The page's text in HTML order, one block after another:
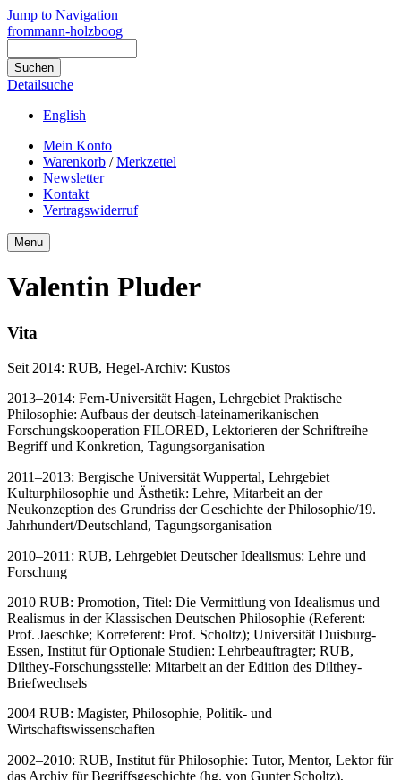
Jump to Navigation
frommann-holzboog
Detailsuche
English
Mein Konto
Warenkorb /Merkzettel
Newsletter
Kontakt
Vertragswiderruf
Menu
Valentin Pluder
Vita
Seit 2014: RUB, Hegel-Archiv: Kustos
2013–2014: Fern-Universität Hagen, Lehrgebiet Praktische
Philosophie: Aufbaus der deutsch-lateinamerikanischen
Forschungskooperation FILORED, Lektorieren der Schriftreihe
Begriff und Konkretion, Tagungsorganisation
2011–2013: Bergische Universität Wuppertal, Lehrgebiet
Kulturphilosophie und Ästhetik: Lehre, Mitarbeit an der
Neukonzeption des Grundriss der Geschichte der Philosophie/19.
Jahrhundert/Deutschland, Tagungsorganisation
2010–2011: RUB, Lehrgebiet Deutscher Idealismus: Lehre und
Forschung
2010 RUB: Promotion, Titel: Die Vermittlung von Idealismus und
Realismus in der Klassischen Deutschen Philosophie (Referent:
Prof. Jaeschke; Korreferent: Prof. Scholtz); Universität Duisburg-
Essen, Institut für Optionale Studien: Lehrbeauftragter; RUB,
Dilthey-Forschungsstelle: Mitarbeit an der Edition des Dilthey-
Briefwechsels
2004 RUB: Magister, Philosophie, Politik- und
Wirtschaftswissenschaften
2002–2010: RUB, Institut für Philosophie: Tutor, Mentor, Lektor für
das Archiv für Begriffsgeschichte (hg. von Gunter Scholtz),